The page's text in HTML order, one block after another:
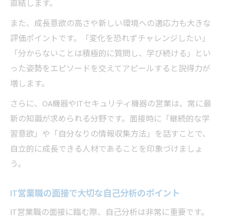
直結します。
また、成長意欲の高さや新しい環境への適応力も大きな
評価ポイントです。「変化を恐れずチャレンジしたい」
「分からないことは積極的に質問し、学び続ける」とい
った姿勢をエピソードを交えてアピールすると説得力が
増します。
さらに、OA機器やITセキュリティ機器の営業は、常に最
新の知識が求められる分野です。面接時に「継続的な学
習意欲」や「自分なりの情報収集方法」を話すことで、
自立的に成長できる人材であることを印象づけましょ
う。
IT営業職の面接で大切な自己分析のポイント
IT営業職の面接に臨む際、自己分析は非常に重要です。